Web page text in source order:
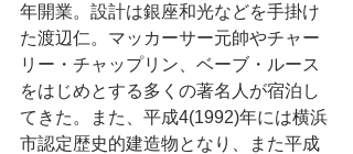
年開業。設計は銀座和光などを手掛け
た渡辺仁。マッカーサー元帥やチャー
リー・チャップリン、ベーブ・ルース
をはじめとする多くの著名人が宿泊し
てきた。また、平成4(1992)年には横浜
市認定歴史的建造物となり、また平成